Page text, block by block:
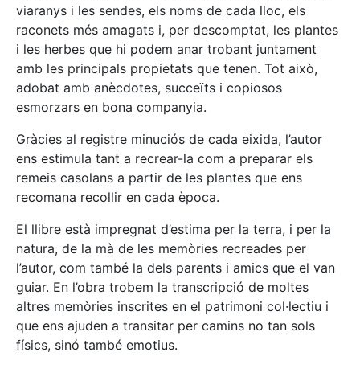
viaranys i les sendes, els noms de cada lloc, els
raconets més amagats i, per descomptat, les plantes
i les herbes que hi podem anar trobant juntament
amb les principals propietats que tenen. Tot això,
adobat amb anècdotes, succeïts i copiosos
esmorzars en bona companyia.
Gràcies al registre minuciós de cada eixida, l’autor
ens estimula tant a recrear-la com a preparar els
remeis casolans a partir de les plantes que ens
recomana recollir en cada època.
El llibre està impregnat d’estima per la terra, i per la
natura, de la mà de les memòries recreades per
l’autor, com també la dels parents i amics que el van
guiar. En l’obra trobem la transcripció de moltes
altres memòries inscrites en el patrimoni col·lectiu i
que ens ajuden a transitar per camins no tan sols
físics, sinó també emotius.